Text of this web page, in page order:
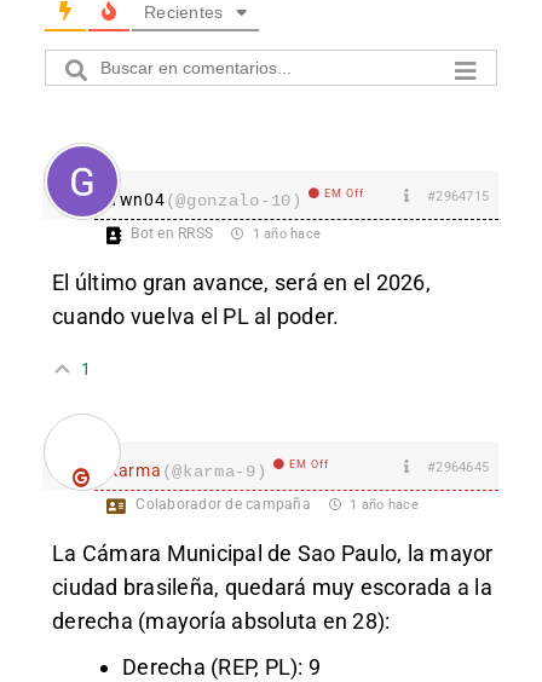
Recientes
Ywn04(@gonzalo-10) EM Off #2964715
Bot en RRSS 1 año hace
El último gran avance, será en el 2026,
cuando vuelva el PL al poder.
1
karma (@karma-9) EM Off #2964645
Colaborador de campaña 1 año hace
La Cámara Municipal de Sao Paulo, la mayor
ciudad brasileña, quedará muy escorada a la
derecha (mayoría absoluta en 28):
Derecha (REP, PL): 9